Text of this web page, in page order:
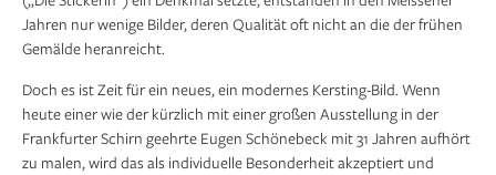
Jahren nur wenige Bilder, deren Qualität oft nicht an die der frühen
Gemälde heranreicht.
Doch es ist Zeit für ein neues, ein modernes Kersting-Bild. Wenn
heute einer wie der kürzlich mit einer großen Ausstellung in der
Frankfurter Schirn geehrte Eugen Schönebeck mit 31 Jahren aufhört
zu malen, wird das als individuelle Besonderheit akzeptiert und